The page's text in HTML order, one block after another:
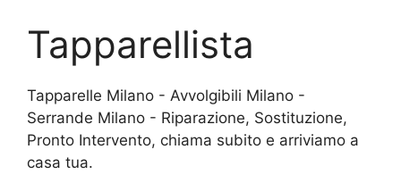
Tapparellista
Tapparelle Milano - Avvolgibili Milano -
Serrande Milano - Riparazione, Sostituzione,
Pronto Intervento, chiama subito e arriviamo a
casa tua.